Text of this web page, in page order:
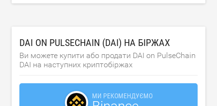
DAI ON PULSECHAIN (DAI) НА БІРЖАХ
Ви можете купити або продати DAI on PulseChain
DAI на наступних криптобіржах
МИ РЕКОМЕНДУЄМО